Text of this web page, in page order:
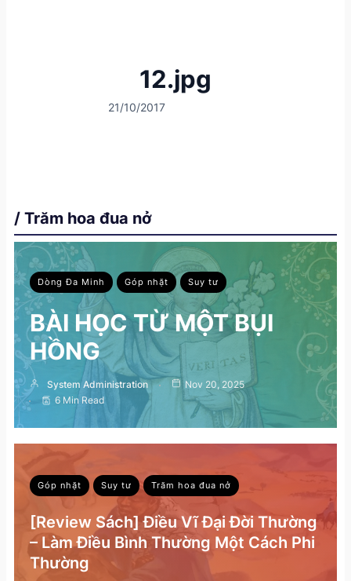
12.jpg
21/10/2017
/ Trăm hoa đua nở
Dòng Đa Minh Góp nhặt Suy tư
BÀI HỌC TỪ MỘT BỤI
HỒNG
System Administration
Nov 20, 2025
6 Min Read
Góp nhặt Suy tư Trăm hoa đua nở
[Review Sách] Điều Vĩ Đại Đời Thường
– Làm Điều Bình Thường Một Cách Phi
Thường